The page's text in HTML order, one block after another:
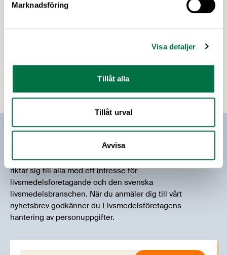
Marknadsföring
Visa detaljer
Tillåt alla
Tillåt urval
Avvisa
Livsmedelsföretagen kommenterar
28 MARS 2019
Tillväxtverket och Jordbruksverket har lämnat
över ett förslag till ny handlingsplan för
livsmedelsstrategin 2020-2022 till regeringen.
Marie Rydén är i huvudsak positiv till planen,
förutsatt att regeringen nu går från ord till
Prenumerera på vårt nyhetsbrev
Vårt nyhetsbrev kommer ut 3-4 gånger i månaden och
riktar sig till alla med ett intresse för
livsmedelsföretagande och den svenska
livsmedelsbranschen. När du anmäler dig till vårt
nyhetsbrev godkänner du Livsmedelsföretagens
hantering av personuppgifter.